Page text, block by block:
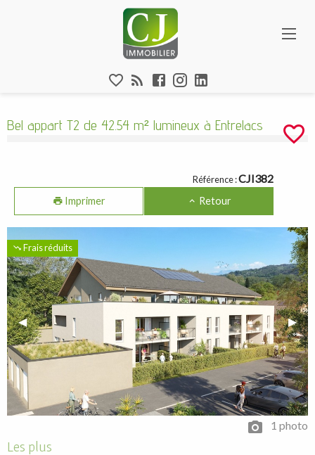
Bel appart T2 de 42.54 m² lumineux à
Bel appart T2 de 42.54 m² lumineux à Entrelacs
Référence :CJI382
Imprimer Retour
Frais réduits
Previous Slide
◀︎ Next
▶︎
1 photo
Les plus